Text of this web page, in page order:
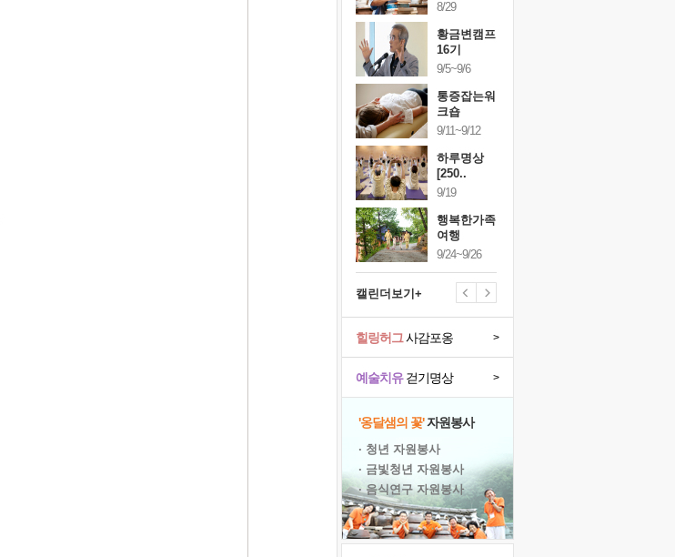
8/29
황금변캠프
16기
9/5~9/6
통증잡는워
크숍
9/11~9/12
하루명상
[250..
9/19
행복한가족
여행
9/24~9/26
캘린더보기+
예술치유걷기명상 >
힐링허그사감포옹 >
'옹달샘의 꽃'자원봉사
· 청년 자원봉사
· 금빛청년 자원봉사
· 음식연구 자원봉사